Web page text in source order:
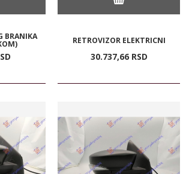
BRANIKA RETROVIZOR ELEKTRICNI
30.737,66 RSD